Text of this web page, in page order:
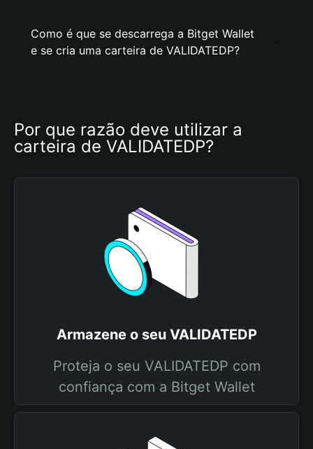
Como é que se descarrega a Bitget Wallet
e se cria uma carteira de VALIDATEDP?
Por que razão deve utilizar a
carteira de VALIDATEDP?
Armazene o seu VALIDATEDP
Proteja o seu VALIDATEDP com
confiança com a Bitget Wallet